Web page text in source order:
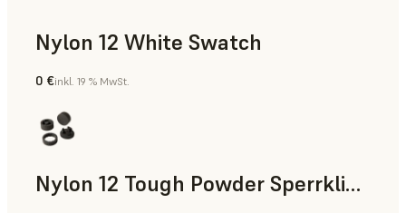
Nylon 12 White Swatch
SLS-Pulver
0 €inkl. 19 % MwSt.
Nylon 12 Tough Powder Sperrklinke